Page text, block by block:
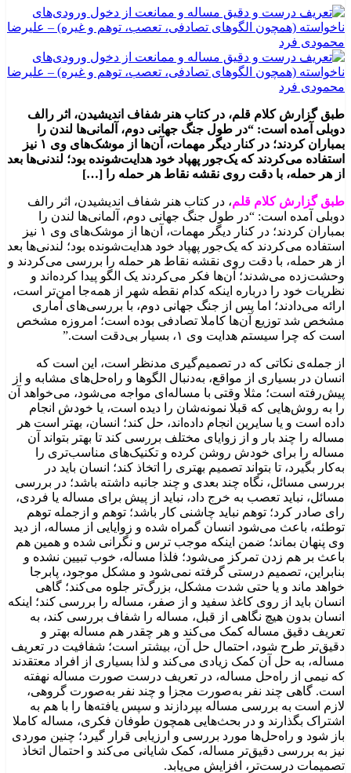
طبق گزارش کلام قلم، در کتاب هنر شفاف اندیشیدن، اثر رالف
دوبلی آمده است: “در طول جنگ جهانی دوم، آلمانی‌ها لندن را
بمباران کردند؛ در کنار دیگر مهمات، آن‌ها از موشک‌های وی ۱ نیز
استفاده می‌کردند که یک‌جور پهپاد خود هدایت‌شونده بود؛ لندنی‌ها بعد
از هر حمله، با دقت روی نقشه نقاط هر حمله را […]
طبق گزارش کلام قلم، در کتاب هنر شفاف اندیشیدن، اثر رالف
دوبلی آمده است: “در طول جنگ جهانی دوم، آلمانی‌ها لندن را
بمباران کردند؛ در کنار دیگر مهمات، آن‌ها از موشک‌های وی ۱ نیز
استفاده می‌کردند که یک‌جور پهپاد خود هدایت‌شونده بود؛ لندنی‌ها بعد
از هر حمله، با دقت روی نقشه نقاط هر حمله را بررسی می‌کردند و
وحشت‌زده می‌شدند؛ آن‌ها فکر می‌کردند یک الگو پیدا کرده‌اند و
نظریات خود را درباره اینکه کدام نقطه شهر از همه‌جا امن‌تر است،
ارائه می‌دادند؛ اما پس از جنگ جهانی دوم، با بررسی‌های آماری
مشخص شد توزیع آن‌ها کاملا تصادفی بوده است؛ امروزه مشخص
است که چرا سیستم هدایت وی ۱، بسیار بی‌دقت است.”
از جمله‌ی نکاتی که در تصمیم‌گیری مدنظر است، این است که
انسان در بسیاری از مواقع، به‌دنبال الگوها و راه‌حل‌های مشابه و از
پیش‌رفته است؛ مثلا وقتی با مساله‌ای مواجه می‌شود، می‌خواهد آن
را به روش‌هایی که قبلا نمونه‌شان را دیده است، یا خودش انجام
داده است و یا سایرین انجام داده‌اند، حل کند؛ انسان، بهتر است هر
مساله را چند بار و از زوایای مختلف بررسی کند تا بهتر بتواند آن
مساله را برای خودش روشن کرده و تکنیک‌های مناسب‌تری را
به‌کار بگیرد، تا بتواند تصمیم بهتری را اتخاذ کند؛ انسان باید در
بررسی مسائل، نگاه چند بعدی و چند جانبه داشته باشد؛ در بررسی
مسائل، نباید تعصب به خرج داد، نباید از پیش برای مساله یا فردی،
رای صادر کرد؛ توهم نباید چاشنی کار باشد؛ توهم و ازجمله توهم
توطئه، باعث می‌شود انسان گمراه شده و زوایایی از مساله، از دید
وی پنهان بماند؛ ضمن اینکه موجب ترس و نگرانی شده و همین هم
باعث بر هم زدن تمرکز می‌شود؛ فلذا مساله، خوب تبیین نشده و
بنابراین، تصمیم درستی گرفته نمی‌شود و مشکل موجود، پابرجا
خواهد ماند و یا حتی شدت مشکل، بزرگ‌تر جلوه می‌کند؛ گاهی
انسان باید از روی کاغذ سفید و از صفر، مساله را بررسی کند؛ اینکه
انسان بدون هیچ نگاهی از قبل، مساله را شفاف بررسی کند، به
تعریف دقیق مساله کمک می‌کند و هر چقدر هم مساله بهتر و
دقیق‌تر طرح شود، احتمال حل آن، بیشتر است؛ شفافیت در تعریف
مساله، به حل آن کمک زیادی می‌کند و لذا بسیاری از افراد معتقدند
که نیمی از راه‌حل مساله، در تعریف درست صورت مساله نهفته
است. گاهی چند نفر به‌صورت مجزا و چند نفر به‌صورت گروهی،
لازم است به بررسی مساله بپردازند و سپس یافته‌ها را با هم به
اشتراک بگذارند و در بحث‌هایی همچون طوفان فکری، مساله کاملا
باز شود و راه‌حل‌ها مورد بررسی و ارزیابی قرار گیرد؛ چنین موردی
نیز به بررسی دقیق‌تر مساله، کمک شایانی می‌کند و احتمال اتخاذ
تصمیمات درست‌تر، افزایش می‌یابد.